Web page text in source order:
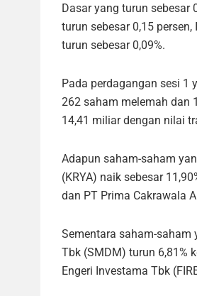
Dasar yang turun sebesar
turun sebesar 0,15
turun sebesar 0,09%.
Pada perdagangan sesi 1
262 saham melemah dan
14,41 miliar dengan nilai
Adapun saham-saham
(KRYA) naik sebesar
dan PT Prima Cakrawala
Sementara saham-
Tbk (SMDM) turun 6,81%
Engeri Investama Tbk